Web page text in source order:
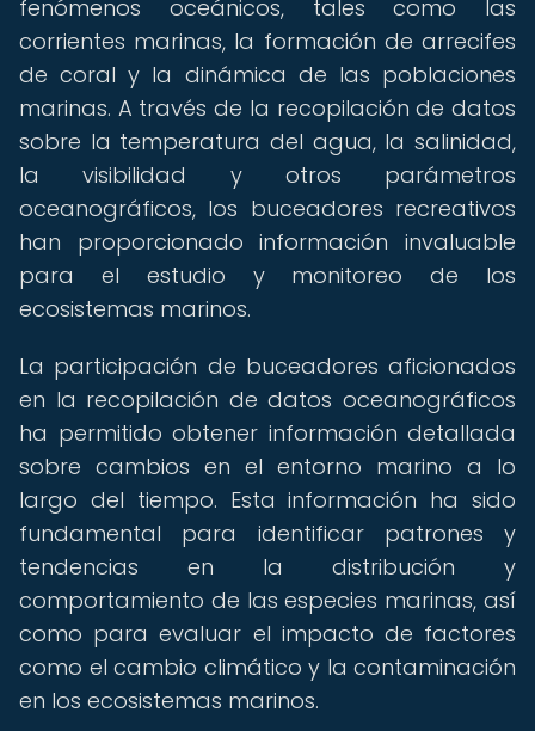
fenómenos oceánicos, tales como las
corrientes marinas, la formación de arrecifes
de coral y la dinámica de las poblaciones
marinas. A través de la recopilación de datos
sobre la temperatura del agua, la salinidad,
la visibilidad y otros parámetros
oceanográficos, los buceadores recreativos
han proporcionado información invaluable
para el estudio y monitoreo de los
ecosistemas marinos.
La participación de buceadores aficionados
en la recopilación de datos oceanográficos
ha permitido obtener información detallada
sobre cambios en el entorno marino a lo
largo del tiempo. Esta información ha sido
fundamental para identificar patrones y
tendencias en la distribución y
comportamiento de las especies marinas, así
como para evaluar el impacto de factores
como el cambio climático y la contaminación
en los ecosistemas marinos.